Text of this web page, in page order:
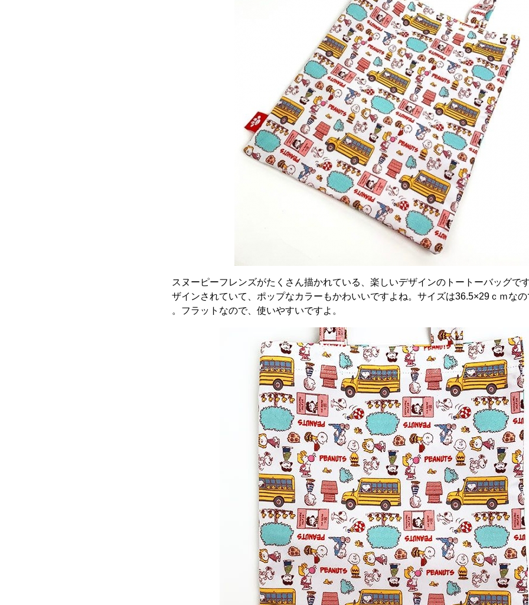
スヌーピーフレンズがたくさん描かれている、楽しいデザインのトートーバッグで
ザインされていて、ポップなカラーもかわいいですよね。サイズは36.5×29ｃｍな
。フラットなので、使いやすいですよ。